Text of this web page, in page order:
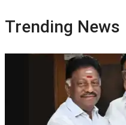
Trending News